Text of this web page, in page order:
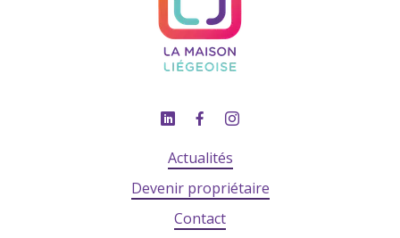
Actualités
Devenir propriétaire
Contact